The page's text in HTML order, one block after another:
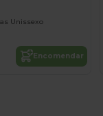
Unissexo
Encomendar